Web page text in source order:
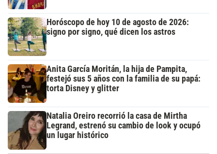
Horóscopo de hoy 10 de agosto de 2026:
signo por signo, qué dicen los astros
Anita García Moritán, la hija de Pampita,
festejó sus 5 años con la familia de su papá:
torta Disney y glitter
Natalia Oreiro recorrió la casa de Mirtha
Legrand, estrenó su cambio de look y ocupó
un lugar histórico